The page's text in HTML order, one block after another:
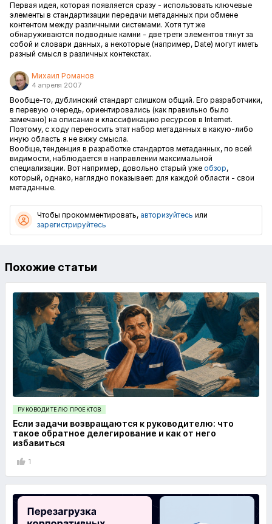
Первая идея, которая появляется сразу - использовать ключевые
элементы в стандартизации передачи метаданных при обмене
контентом между различными системами. Хотя тут же
обнаруживаются подводные камни - две трети элементов тянут за
собой и словари данных, а некоторые (например, Date) могут иметь
разный смысл в различных контекстах.
Михаил Романов
4 апреля 2007
Вообще-то, дублинский стандарт слишком общий. Его разработчики,
в перевую очередь, ориентировались (как правильно было
замечано) на описание и классификацию ресурсов в Internet.
Поэтому, с ходу переносить этат набор метаданных в какую-либо
иную область я не вижу смысла.
Вообще, тенденция в разработке стандартов метаданных, по всей
видимости, наблюдается в направлении максимальной
специализации. Вот например, довольно старый уже обзор,
который, однако, наглядно показывает: для каждой области - свои
метаданные.
Чтобы прокомментировать, авторизуйтесь или
зарегистрируйтесь
Похожие статьи
РУКОВОДИТЕЛЮ ПРОЕКТОВ
Если задачи возвращаются к руководителю: что
такое обратное делегирование и как от него
избавиться
1